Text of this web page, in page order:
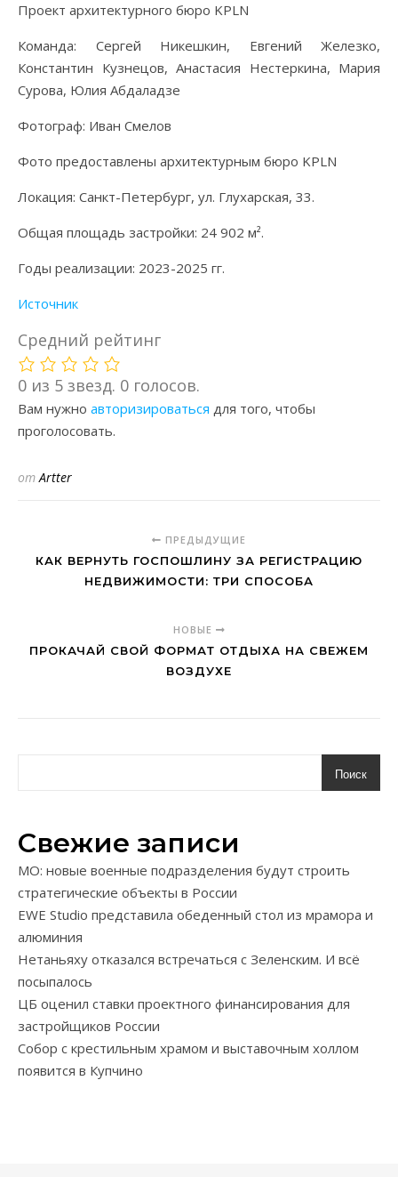
Проект архитектурного бюро KPLN
Команда: Сергей Никешкин, Евгений Железко,
Константин Кузнецов, Анастасия Нестеркина, Мария
Сурова, Юлия Абдаладзе
Фотограф: Иван Смелов
Фото предоставлены архитектурным бюро KPLN
Локация: Санкт-Петербург, ул. Глухарская, 33.
Общая площадь застройки: 24 902 м².
Годы реализации: 2023-2025 гг.
Источник
Средний рейтинг
0 из 5 звезд. 0 голосов.
Вам нужно авторизироваться для того, чтобы
проголосовать.
отArtter
ПРЕДЫДУЩИЕ
КАК ВЕРНУТЬ ГОСПОШЛИНУ ЗА РЕГИСТРАЦИЮ
НЕДВИЖИМОСТИ: ТРИ СПОСОБА
НОВЫЕ
ПРОКАЧАЙ СВОЙ ФОРМАТ ОТДЫХА НА СВЕЖЕМ
ВОЗДУХЕ
Поиск
Свежие записи
МО: новые военные подразделения будут строить
стратегические объекты в России
EWE Studio представила обеденный стол из мрамора и
алюминия
Нетаньяху отказался встречаться с Зеленским. И всё
посыпалось
ЦБ оценил ставки проектного финансирования для
застройщиков России
Собор с крестильным храмом и выставочным холлом
появится в Купчино